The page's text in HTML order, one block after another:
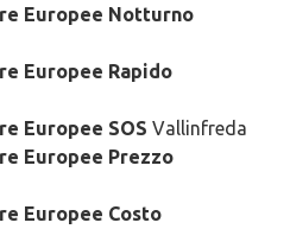
Europee Notturno
Europee Rapido
Europee SOS Vallinfreda
Europee Prezzo
Europee Costo